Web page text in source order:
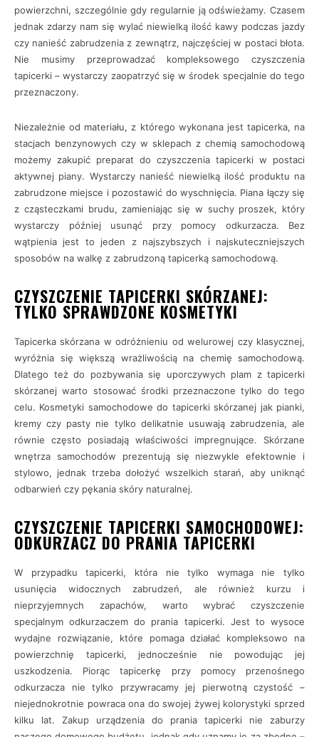
powierzchni, szczególnie gdy regularnie ją odświeżamy. Czasem
jednak zdarzy nam się wylać niewielką ilość kawy podczas jazdy
czy nanieść zabrudzenia z zewnątrz, najczęściej w postaci błota.
Nie musimy przeprowadzać kompleksowego czyszczenia
tapicerki – wystarczy zaopatrzyć się w środek specjalnie do tego
przeznaczony.
Niezależnie od materiału, z którego wykonana jest tapicerka, na
stacjach benzynowych czy w sklepach z chemią samochodową
możemy zakupić preparat do czyszczenia tapicerki w postaci
aktywnej piany. Wystarczy nanieść niewielką ilość produktu na
zabrudzone miejsce i pozostawić do wyschnięcia. Piana łączy się
z cząsteczkami brudu, zamieniając się w suchy proszek, który
wystarczy później usunąć przy pomocy odkurzacza. Bez
wątpienia jest to jeden z najszybszych i najskuteczniejszych
sposobów na walkę z zabrudzoną tapicerką samochodową.
CZYSZCZENIE TAPICERKI SKÓRZANEJ:
TYLKO SPRAWDZONE KOSMETYKI
Tapicerka skórzana w odróżnieniu od welurowej czy klasycznej,
wyróżnia się większą wrażliwością na chemię samochodową.
Dlatego też do pozbywania się uporczywych plam z tapicerki
skórzanej warto stosować środki przeznaczone tylko do tego
celu. Kosmetyki samochodowe do tapicerki skórzanej jak pianki,
kremy czy pasty nie tylko delikatnie usuwają zabrudzenia, ale
równie często posiadają właściwości impregnujące. Skórzane
wnętrza samochodów prezentują się niezwykle efektownie i
stylowo, jednak trzeba dołożyć wszelkich starań, aby uniknąć
odbarwień czy pękania skóry naturalnej.
CZYSZCZENIE TAPICERKI SAMOCHODOWEJ:
ODKURZACZ DO PRANIA TAPICERKI
W przypadku tapicerki, która nie tylko wymaga nie tylko
usunięcia widocznych zabrudzeń, ale również kurzu i
nieprzyjemnych zapachów, warto wybrać czyszczenie
specjalnym odkurzaczem do prania tapicerki. Jest to wysoce
wydajne rozwiązanie, które pomaga działać kompleksowo na
powierzchnię tapicerki, jednocześnie nie powodując jej
uszkodzenia. Piorąc tapicerkę przy pomocy przenośnego
odkurzacza nie tylko przywracamy jej pierwotną czystość –
niejednokrotnie powraca ona do swojej żywej kolorystyki sprzed
kilku lat. Zakup urządzenia do prania tapicerki nie zaburzy